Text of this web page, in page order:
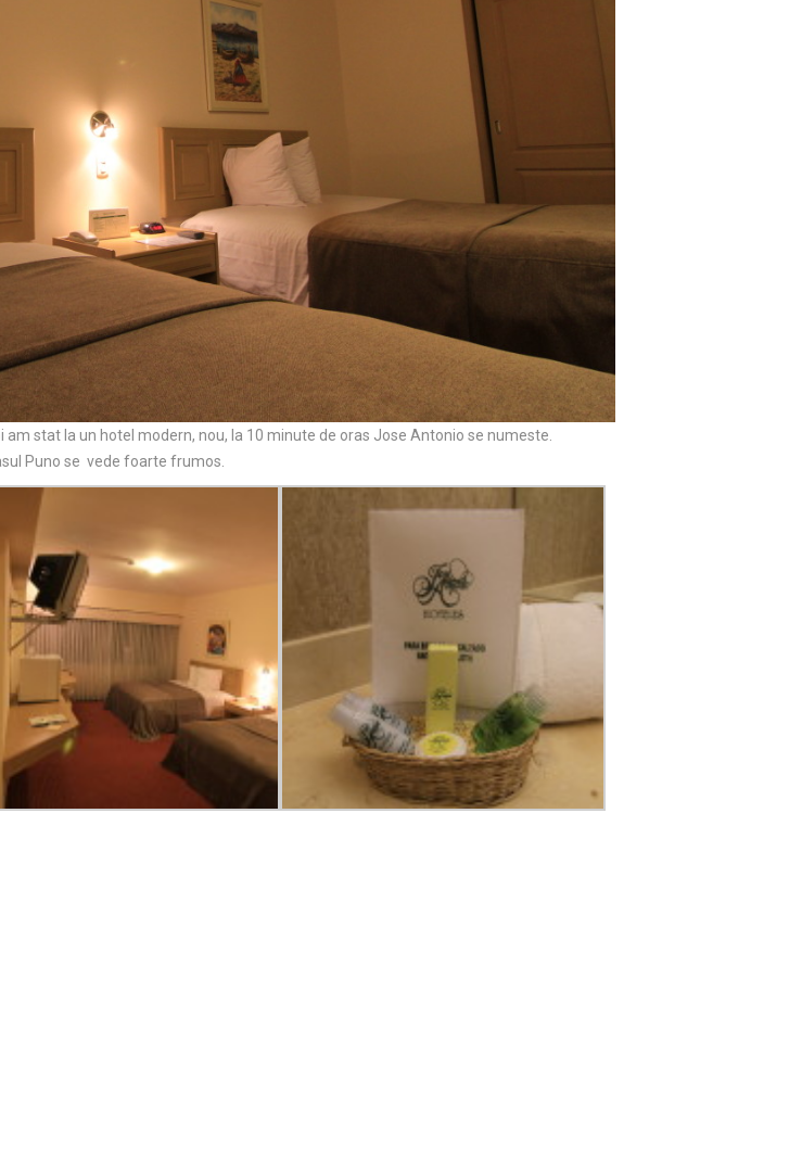
stat la un hotel modern, nou, la 10 minute de oras Jose Antonio se numeste.
Puno se vede foarte frumos.